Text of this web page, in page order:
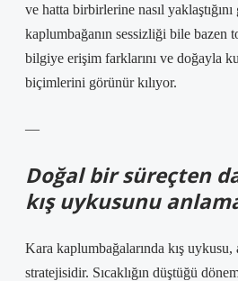
ve hatta birbirlerine nasıl
kaplumbağanın sessizliği bile bazen
bilgiye erişim farklarını ve doğayla
biçimlerini görünür kılıyor.
—
Doğal bir süreçten
kış uykusunu
Kara kaplumbağalarında kış uykusu,
stratejisidir. Sıcaklığın düştüğü